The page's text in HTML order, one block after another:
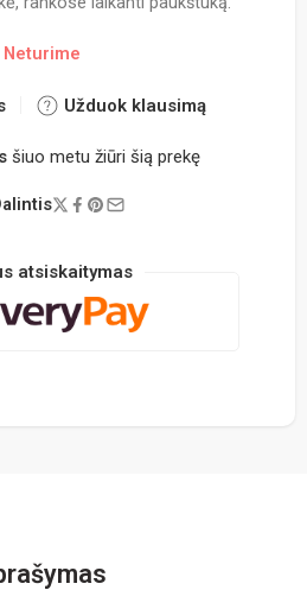
Neturime
Užduok klausimą
šiuo metu žiūri šią prekę
atsiskaitymas